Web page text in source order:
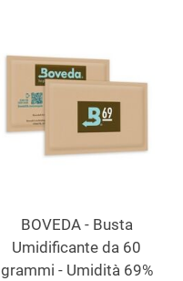
BOVEDA - Busta
Umidificante da 60
grammi - Umidità 69%